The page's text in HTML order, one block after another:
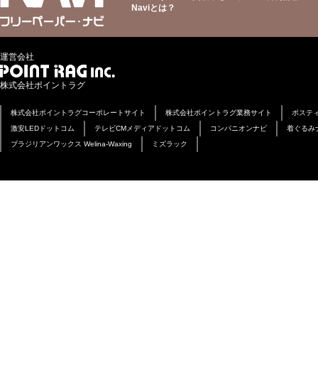
Naviとは？
運営会社
株式会社ポイントラグ
株式会社ポイントラグコーポレートサイト 株式会社ポイントラグ業務サイト
ポステ
激安LEDドットコム
テレビCMメディアドットコム コンパニオンナビ
着ぐるみ
ブラジリアンワックス Welina-Waxing
ミズラック